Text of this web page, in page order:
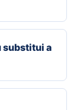
substitui a